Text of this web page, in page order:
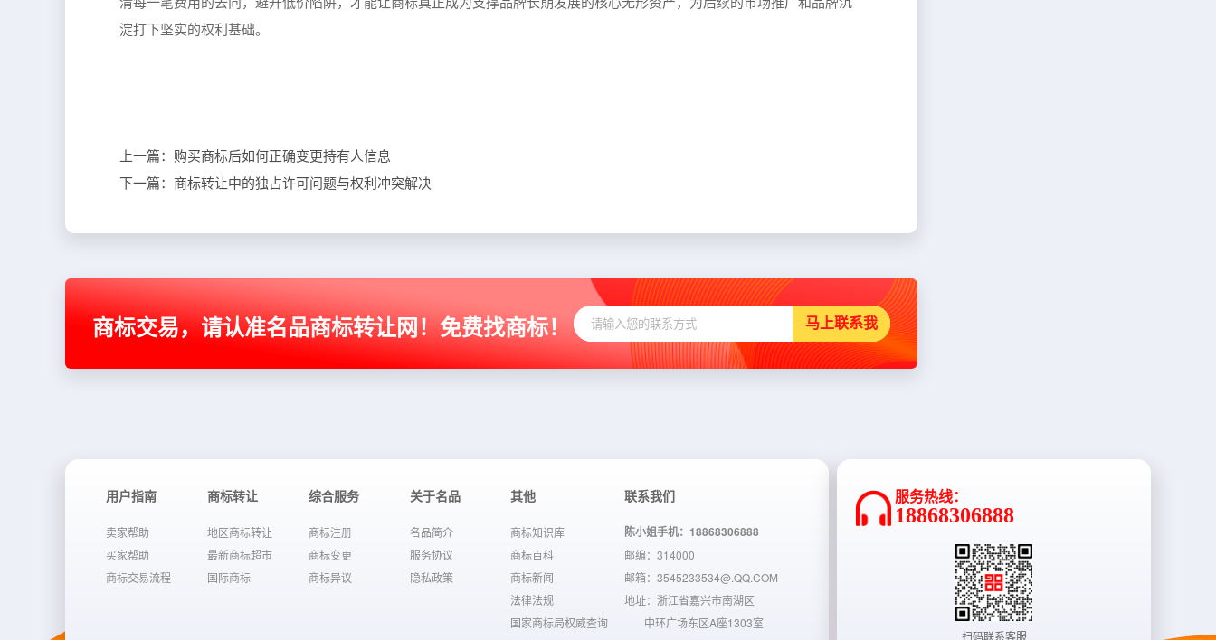
淀打下坚实的权利基础。
上一篇： 购买商标后如何正确变更持有人信息
下一篇： 商标转让中的独占许可问题与权利冲突解决
商标交易，请认准名品商标转让网！免费找商标！ 马上联系我
用户指南
卖家帮助
买家帮助
商标交易流程
商标转让
地区商标转让
最新商标超市
国际商标
综合服务
商标注册
商标变更
商标异议
关于名品
名品简介
服务协议
隐私政策
其他
商标知识库
商标百科
商标新闻
法律法规
国家商标局权威查询
联系我们
陈小姐手机：18868306888
邮编：314000
邮箱：3545233534@.QQ.COM
地址：浙江省嘉兴市南湖区
中环广场东区A座1303室
服务热线：
18868306888
扫码联系客服